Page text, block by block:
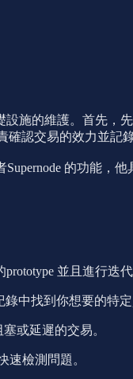
施的維護。首先，
認交易的效力並記
的功能
並且進行迭
中找到你想要的特
或延遲的交易。
速檢測問題。